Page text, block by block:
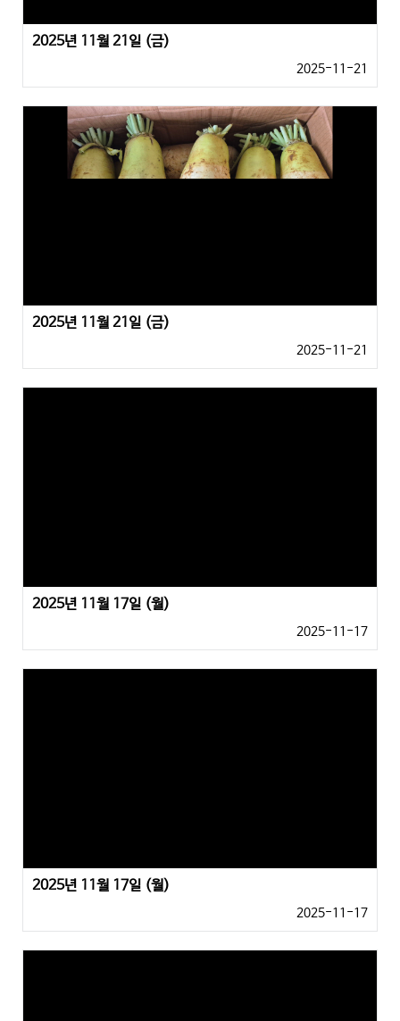
2025년 11월 21일 (금)
2025-11-21
2025년 11월 21일 (금)
2025-11-21
2025년 11월 17일 (월)
2025-11-17
2025년 11월 17일 (월)
2025-11-17